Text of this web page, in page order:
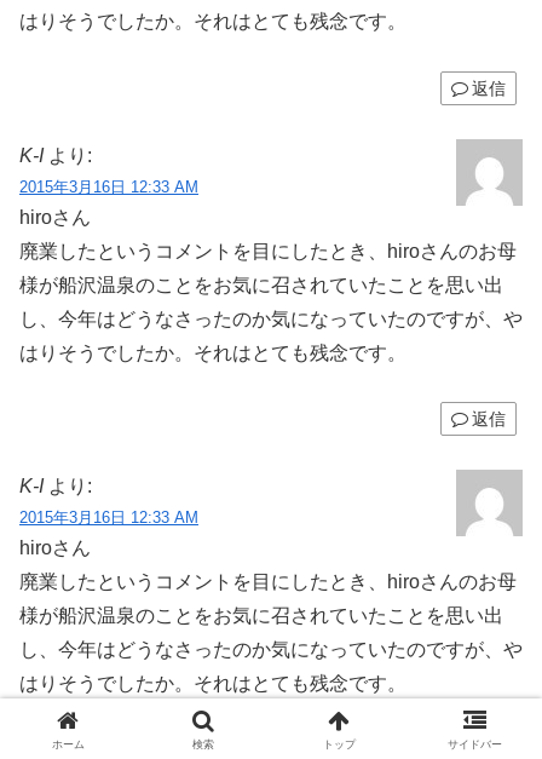
はりそうでしたか。それはとても残念です。
返信
K-I より:
2015年3月16日 12:33 AM
hiroさん
廃業したというコメントを目にしたとき、hiroさんのお母
様が船沢温泉のことをお気に召されていたことを思い出
し、今年はどうなさったのか気になっていたのですが、や
はりそうでしたか。それはとても残念です。
返信
K-I より:
2015年3月16日 12:33 AM
hiroさん
廃業したというコメントを目にしたとき、hiroさんのお母
様が船沢温泉のことをお気に召されていたことを思い出
し、今年はどうなさったのか気になっていたのですが、や
はりそうでしたか。それはとても残念です。
返信
ホーム 検索 トップ サイドバー